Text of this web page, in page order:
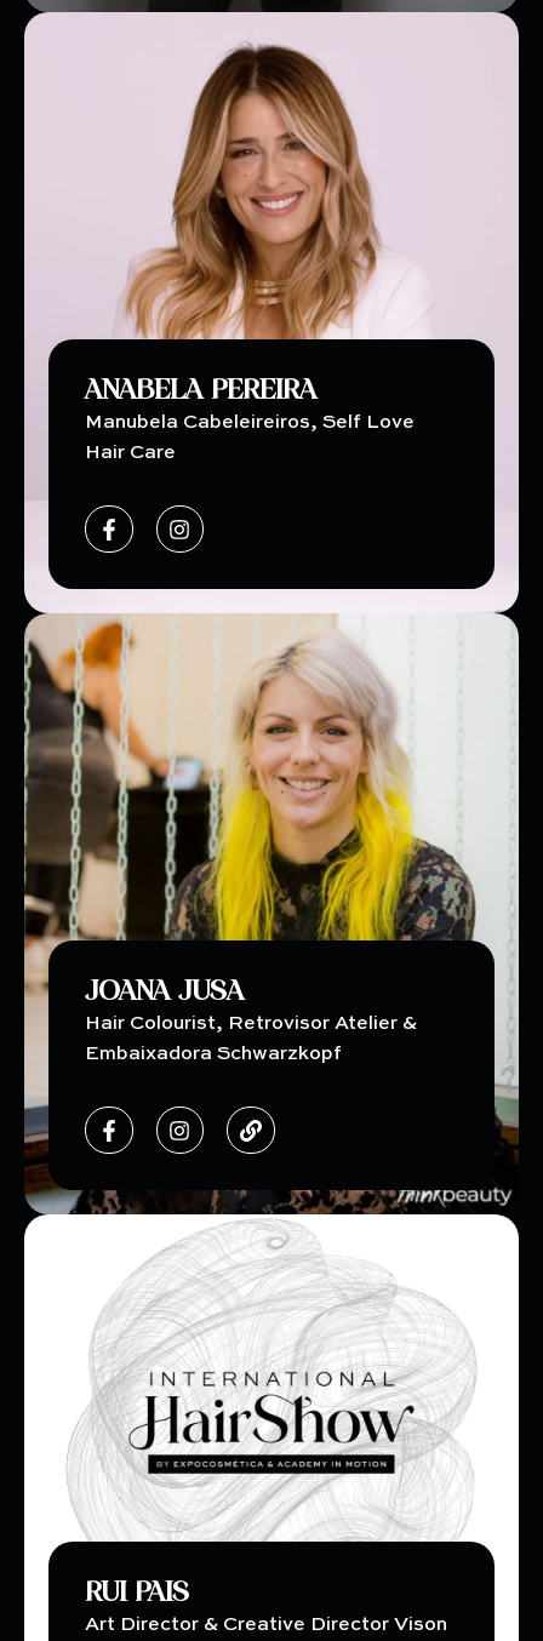
ANABELA PEREIRA
Manubela Cabeleireiros, Self Love
Hair Care
JOANA JUSA
Hair Colourist, Retrovisor Atelier &
Embaixadora Schwarzkopf
RUI PAIS
Art Director & Creative Director Vison